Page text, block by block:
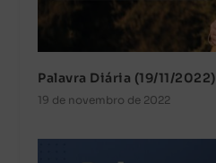
Palavra Diária (19/11/2022)
19 de novembro de 2022